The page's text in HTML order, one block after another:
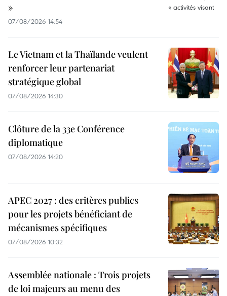
»
07/08/2026 14:54
Le Vietnam et la Thaïlande veulent
renforcer leur partenariat
stratégique global
07/08/2026 14:30
Clôture de la 33e Conférence
diplomatique
07/08/2026 14:20
APEC 2027 : des critères publics
pour les projets bénéficiant de
mécanismes spécifiques
07/08/2026 10:32
Assemblée nationale : Trois projets
de loi majeurs au menu des